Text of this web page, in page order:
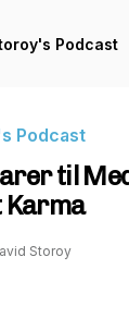
Podcast
Podcast
til
Karma
Storoy